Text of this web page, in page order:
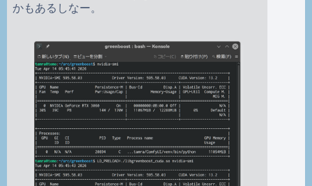
かもあるしなー。